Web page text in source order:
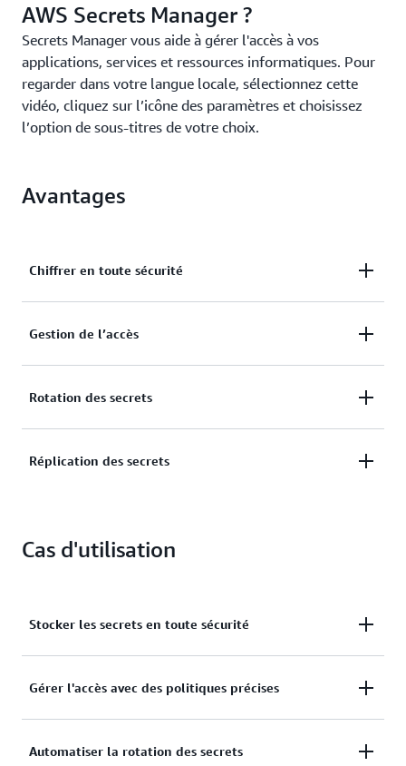
AWS Secrets Manager ?
Secrets Manager vous aide à gérer l'accès à vos
applications, services et ressources informatiques. Pour
regarder dans votre langue locale, sélectionnez cette
vidéo, cliquez sur l’icône des paramètres et choisissez
l’option de sous-titres de votre choix.
Avantages
Chiffrer en toute sécurité
manière centralisée.
Gestion de l’accès
Rotation des secrets
Réplication des secrets
Cas d'utilisation
Stocker les secrets en toute sécurité
Stocker et gérer de manière centralisée les
Gérer l'accès avec des politiques précises
Utiliser les politiques d'autorisation
Automatiser la rotation des secrets